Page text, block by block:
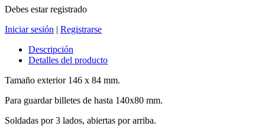
Debes estar registrado
Iniciar sesión | Registrarse
Descripción
Detalles del producto
Tamaño exterior 146 x 84 mm.
Para guardar billetes de hasta 140x80 mm.
Soldadas por 3 lados, abiertas por arriba.